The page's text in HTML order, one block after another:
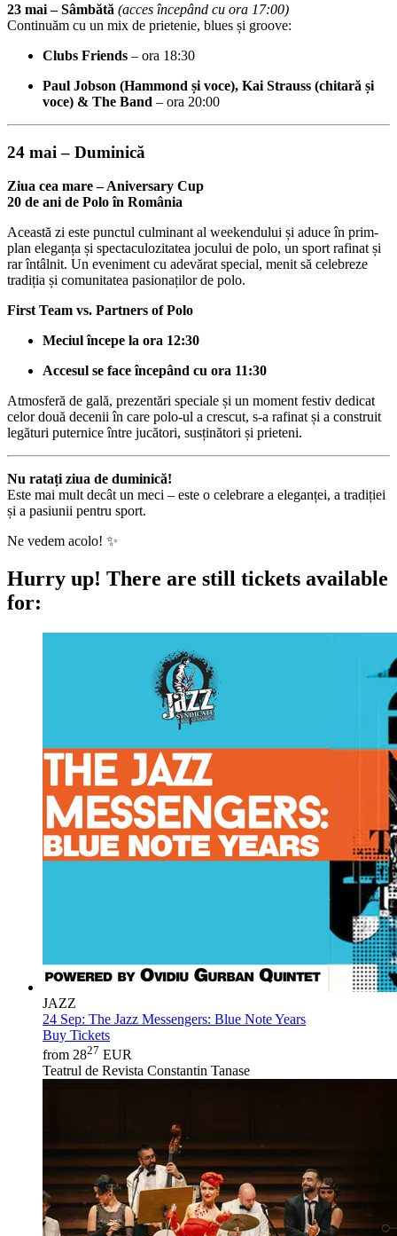
23 mai – Sâmbătă (acces începând cu ora 17:00)
Continuăm cu un mix de prietenie, blues și groove:
Clubs Friends – ora 18:30
Paul Jobson (Hammond și voce), Kai Strauss (chitară și
voce) & The Band – ora 20:00
24 mai – Duminică
Ziua cea mare – Aniversary Cup
20 de ani de Polo în România
Această zi este punctul culminant al weekendului și aduce în prim-
plan eleganța și spectaculozitatea jocului de polo, un sport rafinat și
rar întâlnit. Un eveniment cu adevărat special, menit să celebreze
tradiția și comunitatea pasionaților de polo.
First Team vs. Partners of Polo
Meciul începe la ora 12:30
Accesul se face începând cu ora 11:30
Atmosferă de gală, prezentări speciale și un moment festiv dedicat
celor două decenii în care polo-ul a crescut, s-a rafinat și a construit
legături puternice între jucători, susținători și prieteni.
Nu ratați ziua de duminică!
Este mai mult decât un meci – este o celebrare a eleganței, a tradiției
și a pasiunii pentru sport.
Ne vedem acolo! ✨
Hurry up! There are still tickets available
for:
JAZZ
24 Sep: The Jazz Messengers: Blue Note Years
Buy Tickets
from 2827 EUR
Teatrul de Revista Constantin Tanase